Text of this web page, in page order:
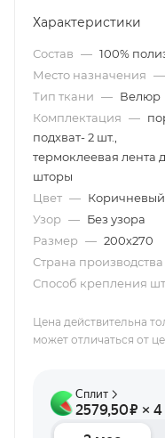
Характеристики
Состав — 100%
Место назначения —
Тип ткани — Велюр
Комплектация —
подхват- 2 шт.,
термоклеевая лента
шторы
Цвет — Коричневый
Узор — Без узора
Размер — 200х270
Страна производства
Способ крепления
Цена действительна
может отличаться от